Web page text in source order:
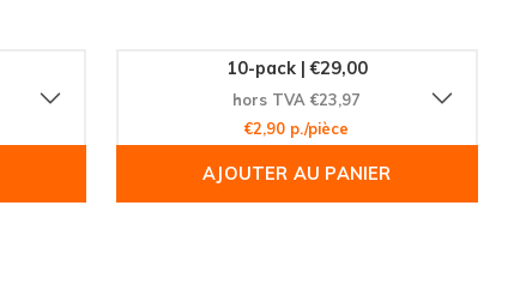
10-pack | €29,00
hors TVA €23,97
€2,90 p./pièce
AJOUTER AU PANIER